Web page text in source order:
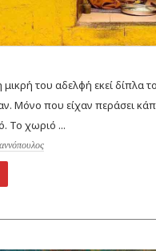
μικρή του αδελφή εκεί δίπλα
Μόνο που είχαν περάσει
Το χωριό ...